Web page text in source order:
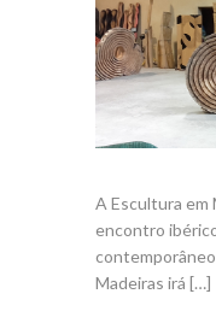
A Escultura em
encontro
Madeiras irá […]